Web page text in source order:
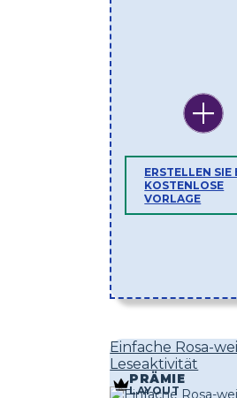
ERSTELLEN SIE
KOSTENLOSE
VORLAGE
Einfache Rosa-
Leseaktivität
PRÄMIE
LAYOUT